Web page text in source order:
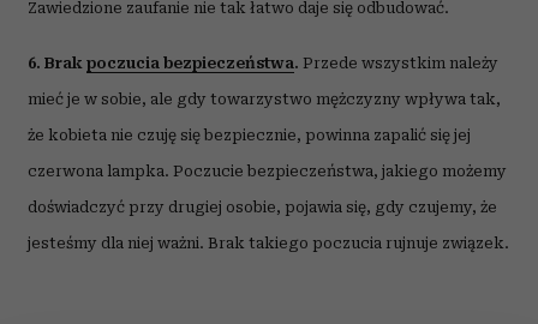
Zawiedzione zaufanie nie tak łatwo daje się odbudować.
6. Brak poczucia bezpieczeństwa. Przede wszystkim należy
mieć je w sobie, ale gdy towarzystwo mężczyzny wpływa tak,
że kobieta nie czuję się bezpiecznie, powinna zapalić się jej
czerwona lampka. Poczucie bezpieczeństwa, jakiego możemy
doświadczyć przy drugiej osobie, pojawia się, gdy czujemy, że
jesteśmy dla niej ważni. Brak takiego poczucia rujnuje związek.